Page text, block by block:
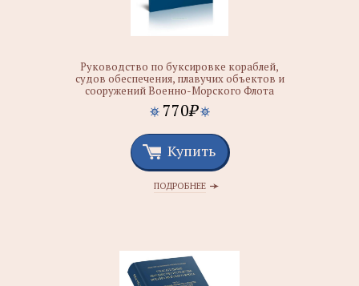
Руководство по буксировке кораблей,
судов обеспечения, плавучих объектов и
сооружений Военно-Морского Флота
770₽
Купить
ПОДРОБНЕЕ